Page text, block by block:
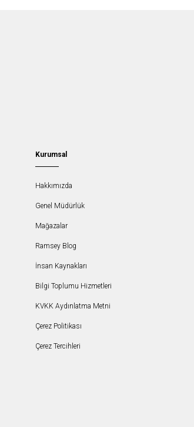
Kurumsal
Hakkımızda
Genel Müdürlük
Mağazalar
Ramsey Blog
İnsan Kaynakları
Bilgi Toplumu Hizmetleri
KVKK Aydınlatma Metni
Çerez Politikası
Çerez Tercihleri